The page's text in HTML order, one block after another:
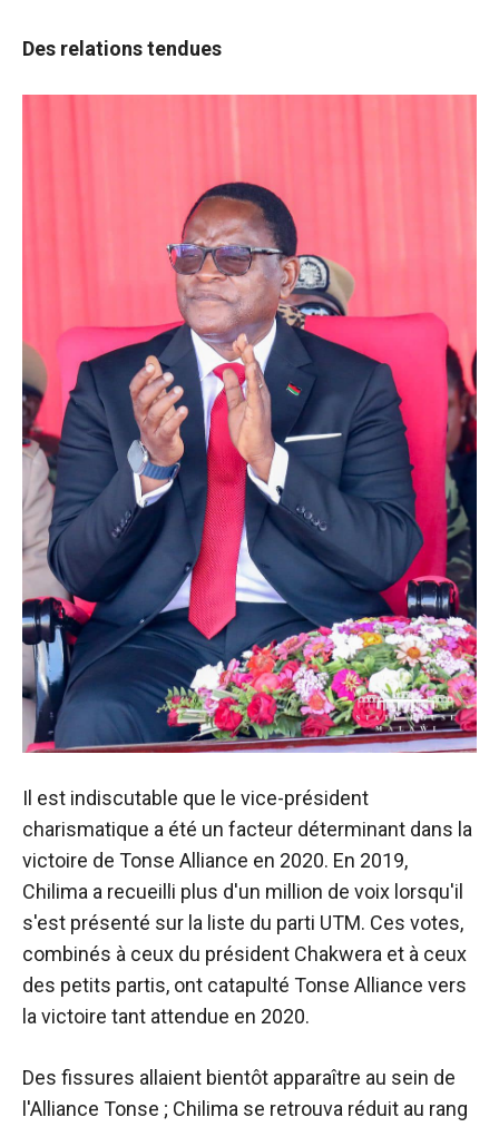
Des relations tendues
Il est indiscutable que le vice-président
charismatique a été un facteur déterminant dans la
victoire de Tonse Alliance en 2020. En 2019,
Chilima a recueilli plus d'un million de voix lorsqu'il
s'est présenté sur la liste du parti UTM. Ces votes,
combinés à ceux du président Chakwera et à ceux
des petits partis, ont catapulté Tonse Alliance vers
la victoire tant attendue en 2020.
Des fissures allaient bientôt apparaître au sein de
l'Alliance Tonse ; Chilima se retrouva réduit au rang